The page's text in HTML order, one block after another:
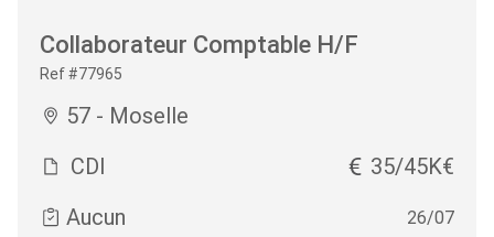
Collaborateur Comptable H/F
Ref #77965
57 - Moselle
CDI
35/45K€
Aucun
26/07